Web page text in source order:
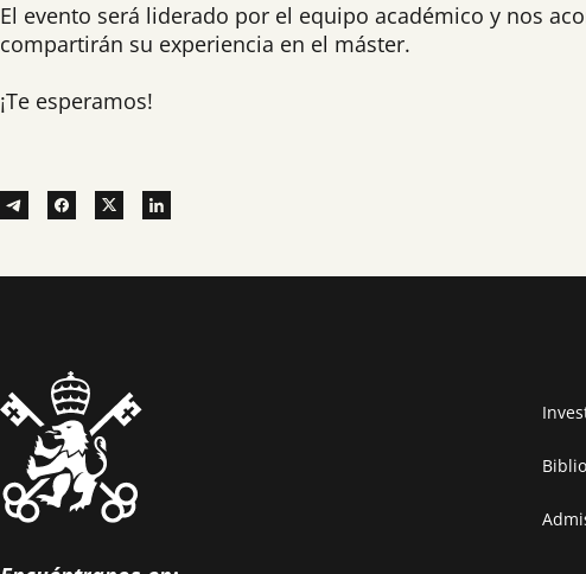
El evento será liderado por el equipo académico y nos
compartirán su experiencia en el máster.
¡Te esperamos!